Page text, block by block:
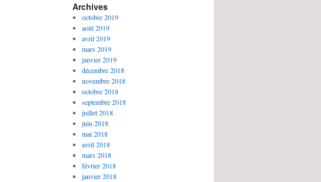
Archives
octobre 2019
août 2019
avril 2019
mars 2019
janvier 2019
décembre 2018
novembre 2018
octobre 2018
septembre 2018
juillet 2018
juin 2018
mai 2018
avril 2018
mars 2018
février 2018
janvier 2018